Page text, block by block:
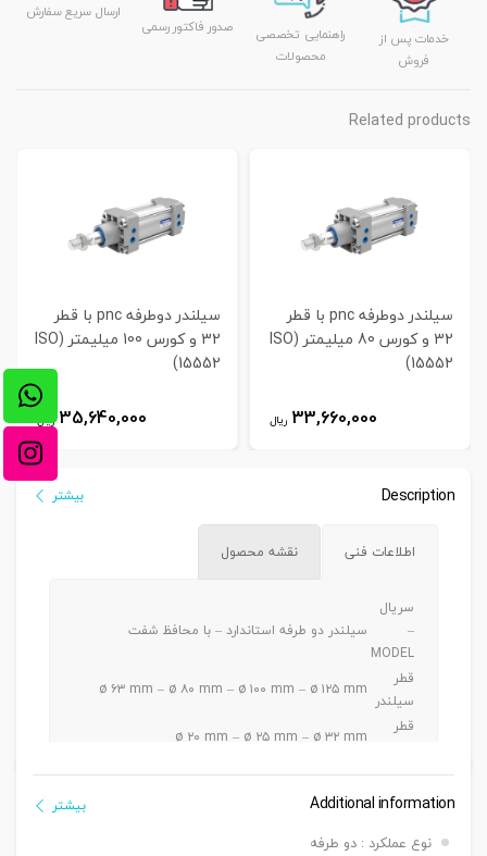
خدمات پس از
فروش
راهنمایی تخصصی
محصولات
صدور فاکتور رسمی
ارسال سریع سفارش
Related products
سیلندر دوطرفه pnc با قطر
32 و کورس 80 میلیمتر (ISO
15552)
33,660,000 ریال
سیلندر دوطرفه pnc با قطر
32 و کورس 100 میلیمتر (ISO
15552)
35,640,000 ریال
Description بیشتر
اطلاعات فنی نقشه محصول
سریال
–
MODEL
سیلندر دو طرفه استاندارد – با محافظ شفت
قطر
سیلندر
ø ۶۳ mm – ø ۸۰ mm – ø ۱۰۰ mm – ø ۱۲۵ mm
قطر
ø ۲۰ mm – ø ۲۵ mm – ø ۳۲ mm
کورس
250 ~ 50
دنده
دنده ماندگی ,دنده نریAdditional information
نوع عملکرد : دو طرفه
بیشتر